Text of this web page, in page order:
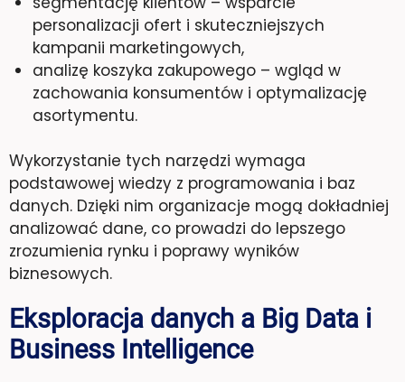
personalizacji ofert i skuteczniejszych
kampanii marketingowych,
analizę koszyka zakupowego – wgląd w
zachowania konsumentów i optymalizację
asortymentu.
Wykorzystanie tych narzędzi wymaga
podstawowej wiedzy z programowania i baz
danych. Dzięki nim organizacje mogą dokładniej
analizować dane, co prowadzi do lepszego
zrozumienia rynku i poprawy wyników
biznesowych.
Eksploracja danych a Big Data i
Business Intelligence